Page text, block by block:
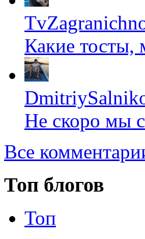
Какие тосты,
Не скоро мы
Все
Топ блогов
Топ